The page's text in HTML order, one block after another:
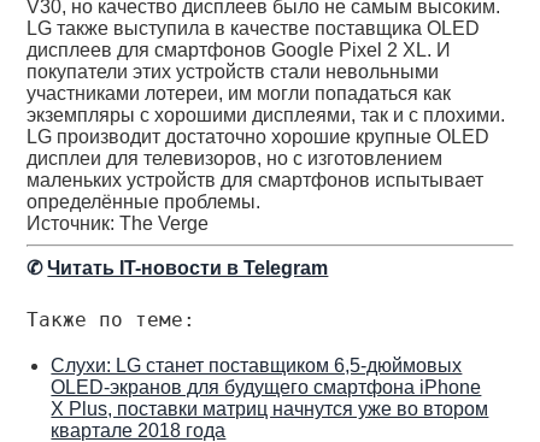
V30, но качество дисплеев было не самым высоким.
LG также выступила в качестве поставщика OLED
дисплеев для смартфонов Google Pixel 2 XL. И
покупатели этих устройств стали невольными
участниками лотереи, им могли попадаться как
экземпляры с хорошими дисплеями, так и с плохими.
LG производит достаточно хорошие крупные OLED
дисплеи для телевизоров, но с изготовлением
маленьких устройств для смартфонов испытывает
определённые проблемы.
Источник: The Verge
✆Читать IT-новости в Telegram
Также по теме:
Слухи: LG станет поставщиком 6,5-дюймовых
OLED-экранов для будущего смартфона iPhone
X Plus, поставки матриц начнутся уже во втором
квартале 2018 года